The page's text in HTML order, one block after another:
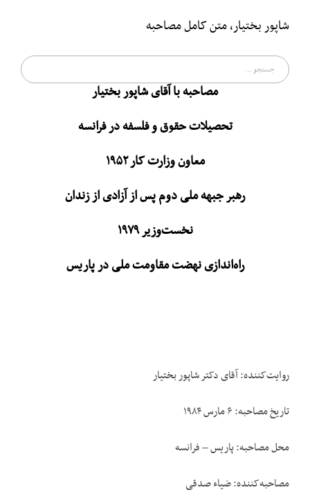
شاپور بختیار، متن کامل مصاحبه
جستجو
برای:
مصاحبه با آقای شاپور بختیار
تحصیلات حقوق و فلسفه در فرانسه
معاون وزارت کار ۱۹۵۲
رهبر جبهه ملی دوم پس از آزادی از زندان
نخست‌وزیر ۱۹۷۹
راه‌اندازی نهضت مقاومت ملی در پاریس
روایت‌کننده: آقای دکتر شاپور بختیار
تاریخ مصاحبه: ۶ مارس ۱۹۸۴
محل مصاحبه: پاریس – فرانسه
مصاحبه‌کننده: ضیاء صدقی